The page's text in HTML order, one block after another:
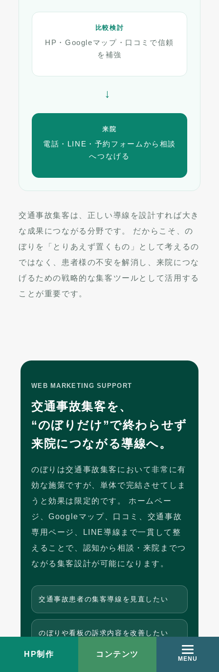
比較検討
HP・Googleマップ・口コミで信頼
を補強
→
来院
電話・LINE・予約フォームから相談
へつなげる
交通事故集客は、正しい導線を設計すれば大き
な成果につながる分野です。 だからこそ、の
ぼりを「とりあえず置くもの」として考えるの
ではなく、患者様の不安を解消し、来院につな
げるための戦略的な集客ツールとして活用する
ことが重要です。
WEB MARKETING SUPPORT
交通事故集客を、
“のぼりだけ”で終わらせず
来院につながる導線へ。
のぼりは交通事故集客において非常に有
効な施策ですが、単体で完結させてしま
うと効果は限定的です。 ホームペー
ジ、Googleマップ、口コミ、交通事故
専用ページ、LINE導線まで一貫して整
えることで、認知から相談・来院までつ
ながる集客設計が可能になります。
交通事故患者の集客導線を見直したい
のぼりや看板の訴求内容を改善したい
HP制作 コンテンツ
MENU